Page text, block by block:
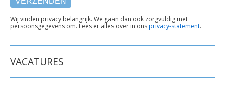
TEKST
ONDER
Wij vinden privacy belangrijk. We gaan dan ook zorgvuldig met
persoonsgegevens om. Lees er alles over in onsprivacy-statement.
VACATURES